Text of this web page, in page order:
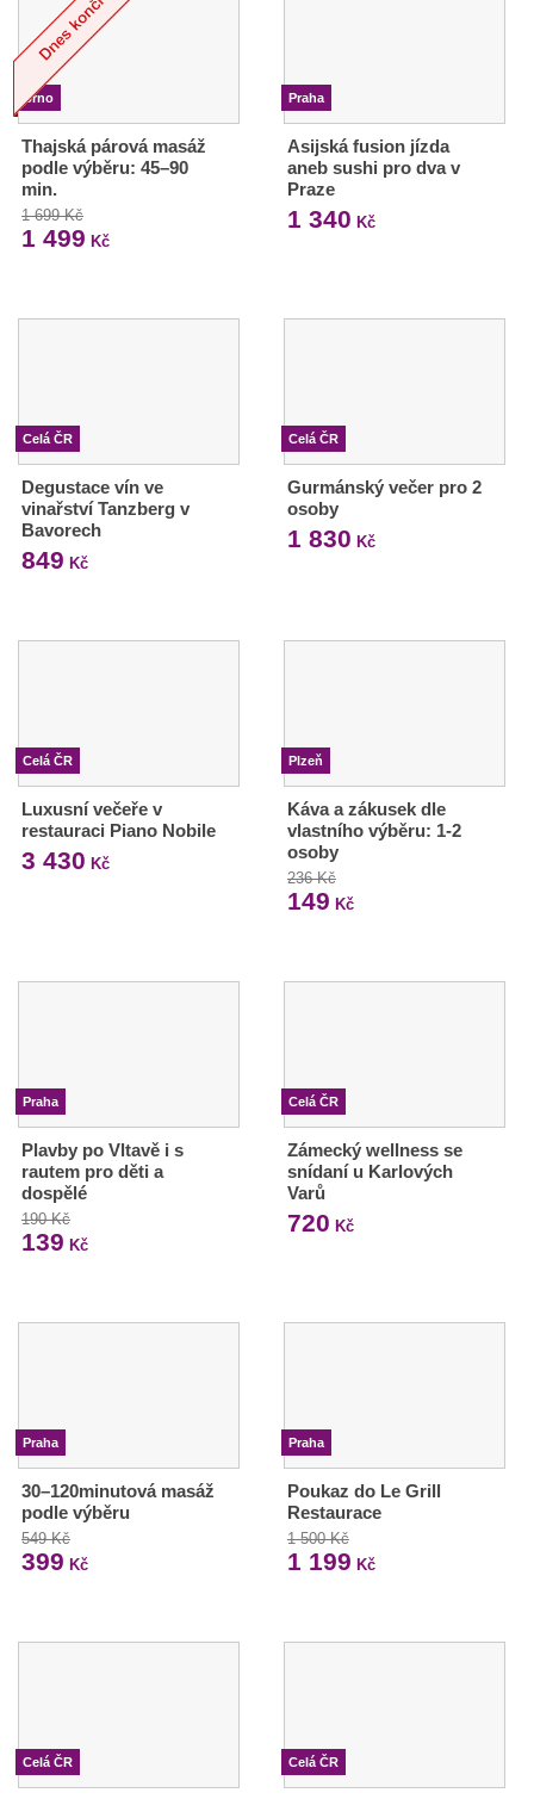
Brno
Thajská párová masáž
podle výběru: 45–90
min.
1 699 Kč
1 499 Kč
Praha
Asijská fusion jízda
aneb sushi pro dva v
Praze
1 340 Kč
Celá ČR
Degustace vín ve
vinařství Tanzberg v
Bavorech
849 Kč
Celá ČR
Gurmánský večer pro 2
osoby
1 830 Kč
Celá ČR
Luxusní večeře v
restauraci Piano Nobile
3 430 Kč
Plzeň
Káva a zákusek dle
vlastního výběru: 1-2
osoby
236 Kč
149 Kč
Praha
Plavby po Vltavě i s
rautem pro děti a
dospělé
190 Kč
139 Kč
Celá ČR
Zámecký wellness se
snídaní u Karlových
Varů
720 Kč
Praha
30–120minutová masáž
podle výběru
549 Kč
399 Kč
Praha
Poukaz do Le Grill
Restaurace
1 500 Kč
1 199 Kč
Celá ČR Celá ČR